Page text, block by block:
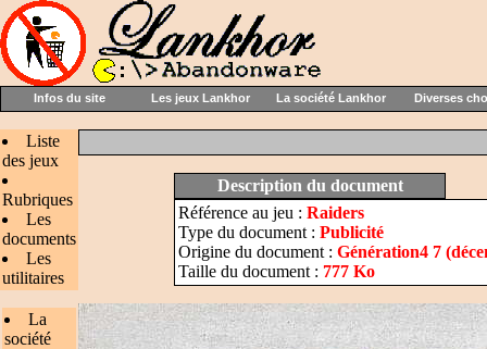
Infos du site Les jeux Lankhor La société Lankhor Diverses
Liste
des jeux
Rubriques
Les
documents
Les
utilitaires
La
société
Description du document
Référence au jeu : Raiders
Type du document : Publicité
Origine du document : Génération4 7
Taille du document : 777 Ko